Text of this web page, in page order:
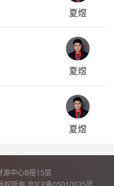
夏煜
夏煜
夏煜
源中心B座15层